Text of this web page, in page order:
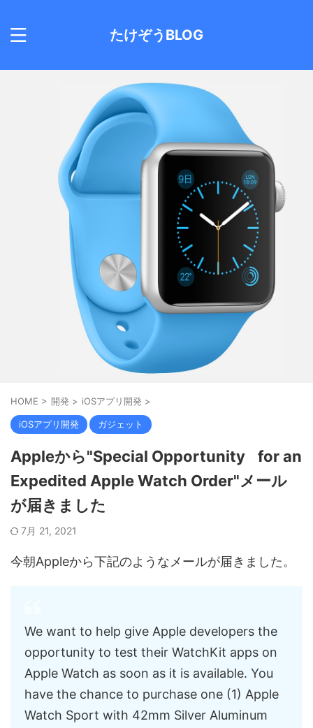
たけぞうBLOG
HOME > 開発 > iOSアプリ開発 >
iOSアプリ開発 ガジェット
Appleから"Special Opportunity for an
Expedited Apple Watch Order"メール
が届きました
7月 21, 2021
今朝Appleから下記のようなメールが届きました。
We want to help give Apple developers the
opportunity to test their WatchKit apps on
Apple Watch as soon as it is available. You
have the chance to purchase one (1) Apple
Watch Sport with 42mm Silver Aluminum